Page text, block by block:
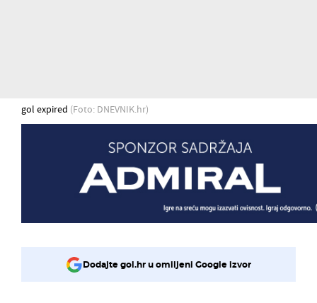
gol expired (Foto: DNEVNIK.hr)
Dodajte gol.hr u omiljeni Google izvor